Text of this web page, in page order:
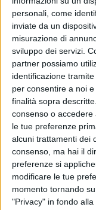
personali, come
inviate da un
misurazione di
sviluppo dei servizi.
partner possiamo
identificazione
per consentire a noi
finalità sopra
consenso o
le tue preferenze
alcuni trattamenti dei
consenso, ma hai il
preferenze si
modificare le tue
momento tornando
"Privacy" in fondo alla
Giuliano
“Mi guarderai
Il frontman
l’esibizione nel
“Certo non ci sarà
subito dopo
Stella”, ha scritto
di Andrea Daz